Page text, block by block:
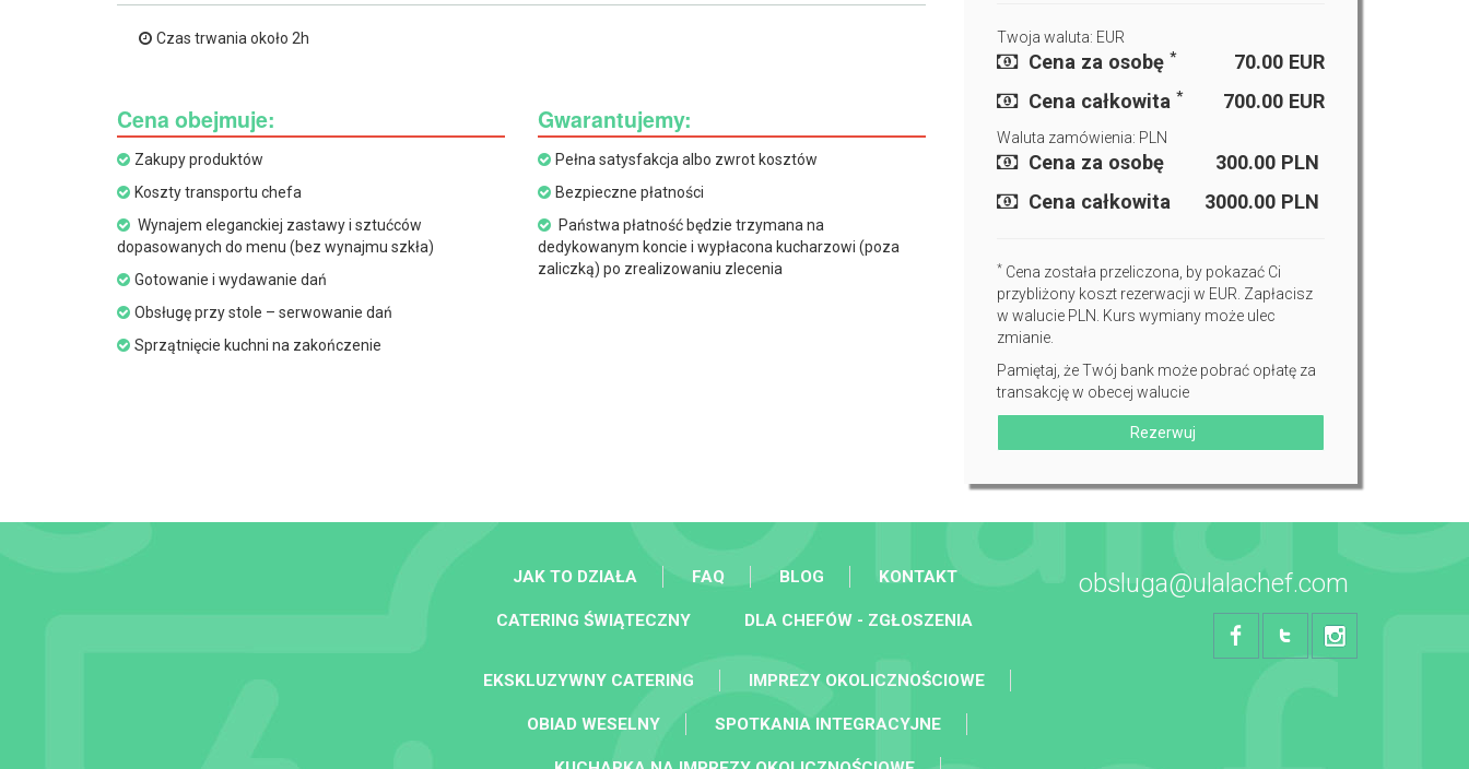
Czas trwania około 2h
Cena obejmuje:
Zakupy produktów
Koszty transportu chefa
Wynajem eleganckiej zastawy i sztućców
dopasowanych do menu (bez wynajmu szkła)
Gotowanie i wydawanie dań
Obsługę przy stole – serwowanie dań
Sprzątnięcie kuchni na zakończenie
Gwarantujemy:
Pełna satysfakcja albo zwrot kosztów
Bezpieczne płatności
Państwa płatność będzie trzymana na
dedykowanym koncie i wypłacona kucharzowi (poza
zaliczką) po zrealizowaniu zlecenia
Twoja waluta: EUR
Cena za osobę * EUR
70.00
Cena całkowita * EUR
700.00
Waluta zamówienia: PLN
Cena za osobę PLN
300.00
Cena całkowita
PLN
3000.00
* Cena została przeliczona, by pokazać Ci
przybliżony koszt rezerwacji w EUR. Zapłacisz
w walucie PLN. Kurs wymiany może ulec
zmianie.
Pamiętaj, że Twój bank może pobrać opłatę za
transakcję w obecej walucie
Rezerwuj
JAK TO DZIAŁA FAQ BLOG KONTAKT
CATERING ŚWIĄTECZNY DLA CHEFÓW - ZGŁOSZENIA
obsluga@ulalachef.com
EKSKLUZYWNY CATERING IMPREZY OKOLICZNOŚCIOWE
OBIAD WESELNY SPOTKANIA INTEGRACYJNE